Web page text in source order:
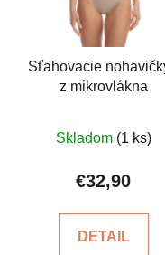
Sťahovacie
z mikrovlákna
produktu
z
Skladom (1 ks)
€32,90
DETAIL